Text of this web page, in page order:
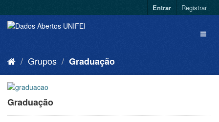
Entrar Registrar
Grupos Graduação
Graduação